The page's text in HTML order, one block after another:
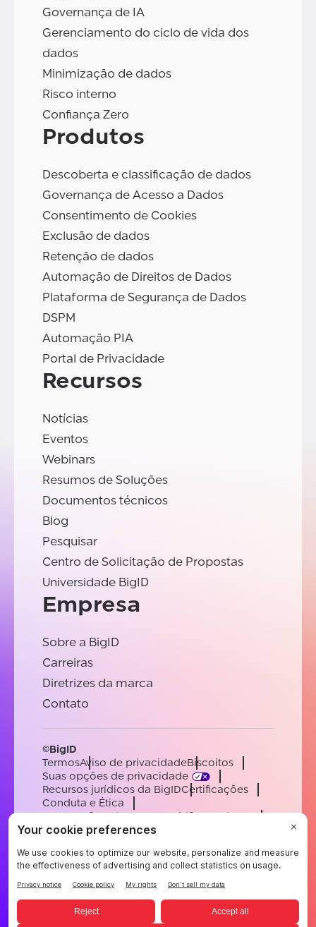
Governança de IA
Gerenciamento do ciclo de vida dos
dados
Minimização de dados
Risco interno
Confiança Zero
Produtos
Descoberta e classificação de dados
Governança de Acesso a Dados
Consentimento de Cookies
Exclusão de dados
Retenção de dados
Automação de Direitos de Dados
Plataforma de Segurança de Dados
DSPM
Automação PIA
Portal de Privacidade
Recursos
Notícias
Eventos
Webinars
Resumos de Soluções
Documentos técnicos
Blog
Pesquisar
Centro de Solicitação de Propostas
Universidade BigID
Empresa
Sobre a BigID
Carreiras
Diretrizes da marca
Contato
©BigID
TermosAviso de privacidadeBiscoitos
Suas opções de privacidade
Recursos jurídicos da BigIDCertificações
Conduta e Ética
Declaração sobre a escravidão moderna
SubprocessadoresApoiar
EnglishGermanFrenchSpanishPortuguese